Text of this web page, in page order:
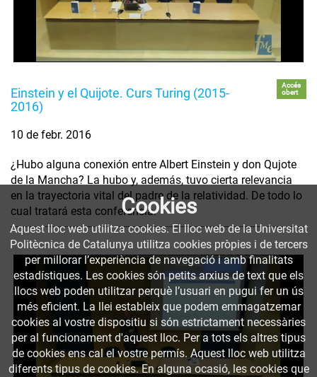
Einstein y el Quijote. Curs Turing (2015-
2016)
Accés
obert
10 de febr. 2016
¿Hubo alguna conexión entre Albert Einstein y don Qujote
de la Mancha? La hubo y, además, tuvo cierta relevancia
en la trayectoria vital del padre de la relatividad. De todo lo
cual tratará esta conferencia.Cookies
Aquest lloc web utilitza cookies. El lloc web de la Universitat
Politècnica de Catalunya utilitza cookies pròpies i de tercers
per millorar l’experiència de navegació i amb finalitats
estadístiques. Les cookies són petits arxius de text que els
llocs web poden utilitzar perquè l’usuari en pugui fer un ús
més eficient. La llei estableix que podem emmagatzemar
cookies al vostre dispositiu si són estrictament necessàries
per al funcionament d'aquest lloc. Per a tots els altres tipus
de cookies ens cal el vostre permís. Aquest lloc web utilitza
diferents tipus de cookies. En alguna ocasió, les cookies que